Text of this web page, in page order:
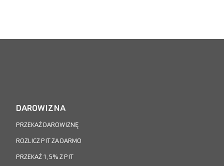
DAROWIZNA
PRZEKAŻ DAROWIZNĘ
ROZLICZ PIT ZA DARMO
PRZEKAŻ 1,5% Z PIT